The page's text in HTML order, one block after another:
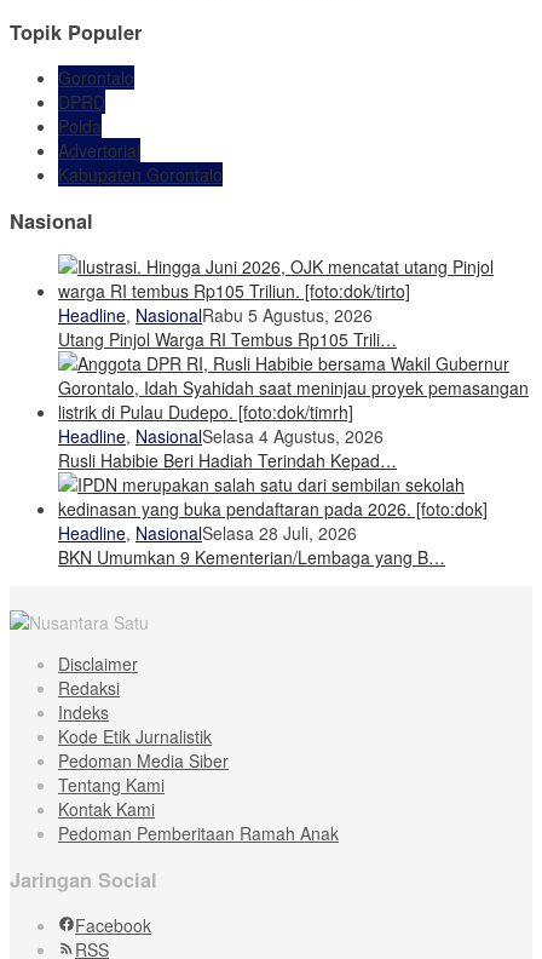
Topik Populer
Gorontalo
DPRD
Polda
Advertorial
Kabupaten Gorontalo
Nasional
Headline, NasionalRabu 5 Agustus, 2026
Utang Pinjol Warga RI Tembus Rp105 Trili…
Headline, NasionalSelasa 4 Agustus, 2026
Rusli Habibie Beri Hadiah Terindah Kepad…
Headline, NasionalSelasa 28 Juli, 2026
BKN Umumkan 9 Kementerian/Lembaga yang B…
Disclaimer
Redaksi
Indeks
Kode Etik Jurnalistik
Pedoman Media Siber
Tentang Kami
Kontak Kami
Pedoman Pemberitaan Ramah Anak
Jaringan Social
Facebook
RSS